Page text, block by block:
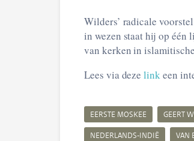
Wilders’ radicale
in wezen staat hij op één
van kerken in
Lees via deze linkeen
EERSTE MOSKEE GEERT
NEDERLANDS-INDIË VAN